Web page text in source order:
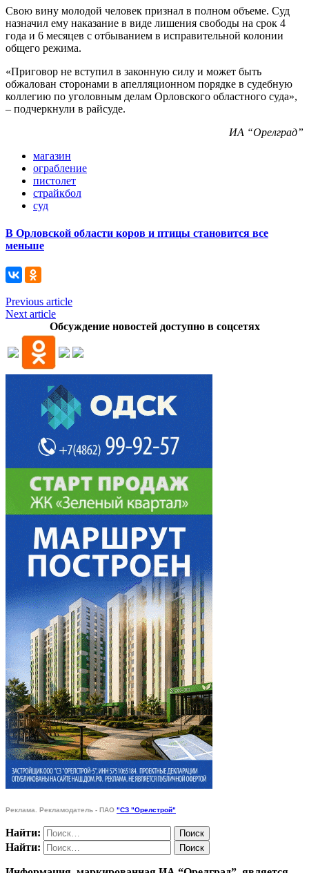
Свою вину молодой человек признал в полном объеме. Суд
назначил ему наказание в виде лишения свободы на срок 4
года и 6 месяцев с отбыванием в исправительной колонии
общего режима.
«Приговор не вступил в законную силу и может быть
обжалован сторонами в апелляционном порядке в судебную
коллегию по уголовным делам Орловского областного суда»,
– подчеркнули в райсуде.
ИА “Орелград”
магазин
ограбление
пистолет
страйкбол
суд
В Орловской области коров и птицы становится все
меньше
Previous article
Next article
Обсуждение новостей доступно в соцсетях
Реклама. Рекламодатель - ПАО "СЗ "Орелстрой"
Найти:
Найти: